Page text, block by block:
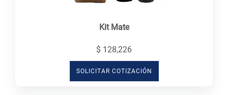
Kit Mate
$ 128,226
SOLICITAR COTIZACIÓN